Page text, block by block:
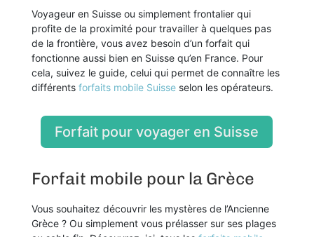
Voyageur en Suisse ou simplement frontalier qui
profite de la proximité pour travailler à quelques pas
de la frontière, vous avez besoin d’un forfait qui
fonctionne aussi bien en Suisse qu’en France. Pour
cela, suivez le guide, celui qui permet de connaître les
différents forfaits mobile Suisseselon les opérateurs.
Forfait pour voyager en Suisse
Forfait mobile pour la Grèce
Vous souhaitez découvrir les mystères de l’Ancienne
Grèce ? Ou simplement vous prélasser sur ses plages